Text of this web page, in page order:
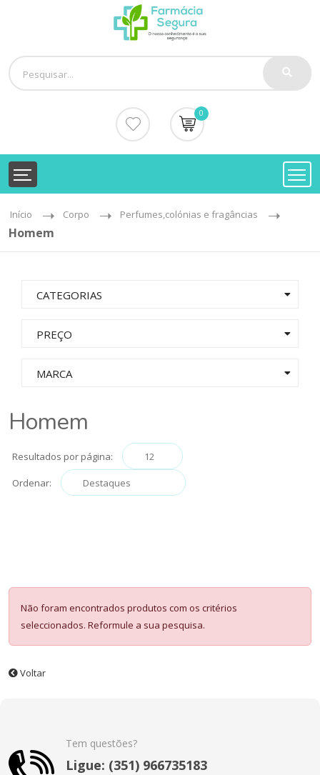
0
Início Corpo Perfumes,colónias e fragâncias
Homem
CATEGORIAS
PREÇO
MARCA
Homem
Resultados por página:
Ordenar:
Não foram encontrados produtos com os critérios
seleccionados. Reformule a sua pesquisa.
Voltar
Tem questões?
Ligue: (351) 966735183